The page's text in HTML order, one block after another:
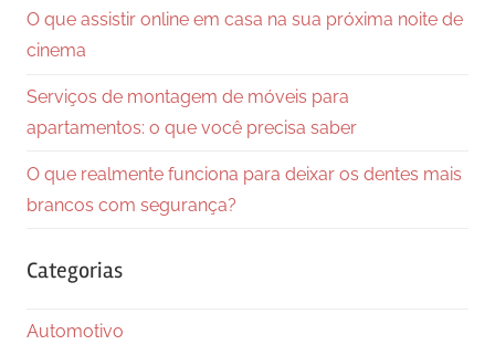
O que assistir online em casa na sua próxima noite de
cinema
Serviços de montagem de móveis para
apartamentos: o que você precisa saber
O que realmente funciona para deixar os dentes mais
brancos com segurança?
Categorias
Automotivo